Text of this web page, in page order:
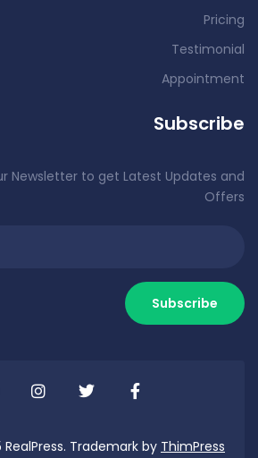
Pricing
Testimonial
Appointment
Subscribe
Newsletter to get Latest Updates and
Offers
Trademark by ThimPress